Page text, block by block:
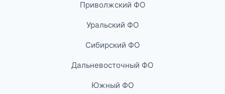
Приволжский ФО
Уральский ФО
Сибирский ФО
Дальневосточный ФО
Южный ФО